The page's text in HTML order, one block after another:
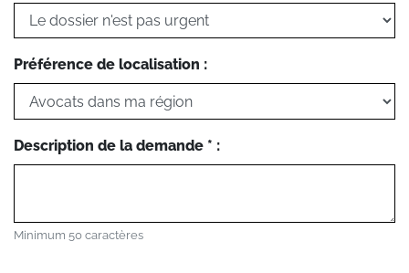
Préférence de localisation :
Description de la demande * :
Minimum 50 caractères